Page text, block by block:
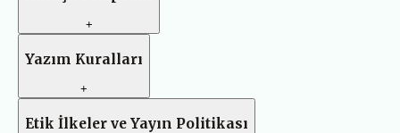
+
Yazım Kuralları
+
Etik İlkeler ve Yayın Politikası